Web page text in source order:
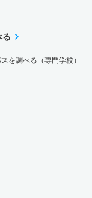
る
を調べる（専門学校）